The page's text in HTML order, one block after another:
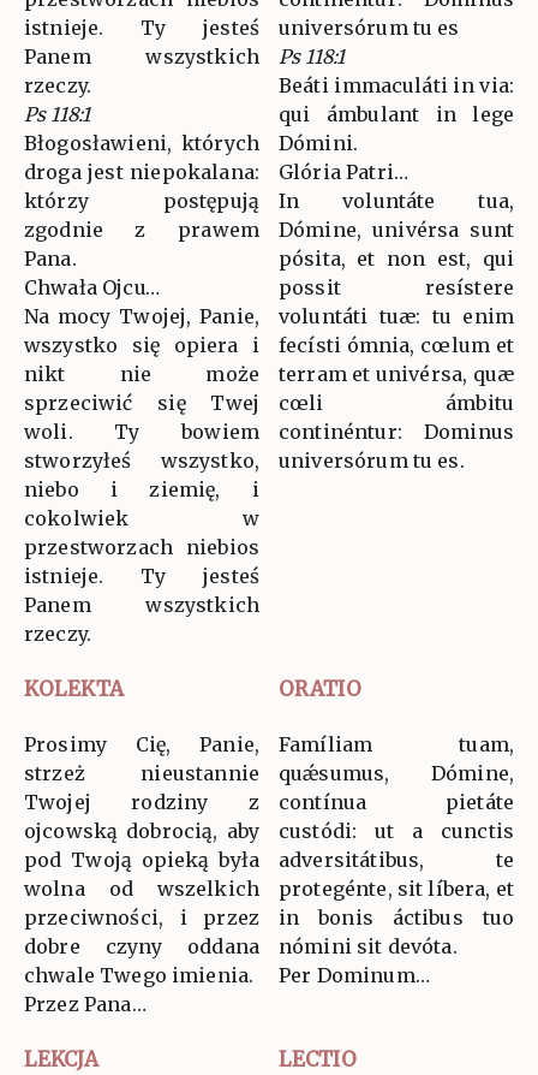
istnieje. Ty jesteś
Panem wszystkich
rzeczy.
Ps 118:1
Błogosławieni, których
droga jest niepokalana:
którzy postępują
zgodnie z prawem
Pana.
Chwała Ojcu…
Na mocy Twojej, Panie,
wszystko się opiera i
nikt nie może
sprzeciwić się Twej
woli. Ty bowiem
stworzyłeś wszystko,
niebo i ziemię, i
cokolwiek w
przestworzach niebios
istnieje. Ty jesteś
Panem wszystkich
rzeczy.
universórum tu es
Ps 118:1
Beáti immaculáti in via:
qui ámbulant in lege
Dómini.
Glória Patri…
In voluntáte tua,
Dómine, univérsa sunt
pósita, et non est, qui
possit resístere
voluntáti tuæ: tu enim
fecísti ómnia, cœlum et
terram et univérsa, quæ
cœli ámbitu
continéntur: Dominus
universórum tu es.
KOLEKTA ORATIO
Prosimy Cię, Panie,
strzeż nieustannie
Twojej rodziny z
ojcowską dobrocią, aby
pod Twoją opieką była
wolna od wszelkich
przeciwności, i przez
dobre czyny oddana
chwale Twego imienia.
Przez Pana…
Famíliam tuam,
quǽsumus, Dómine,
contínua pietáte
custódi: ut a cunctis
adversitátibus, te
protegénte, sit líbera, et
in bonis áctibus tuo
nómini sit devóta.
Per Dominum…
LEKCJA LECTIO